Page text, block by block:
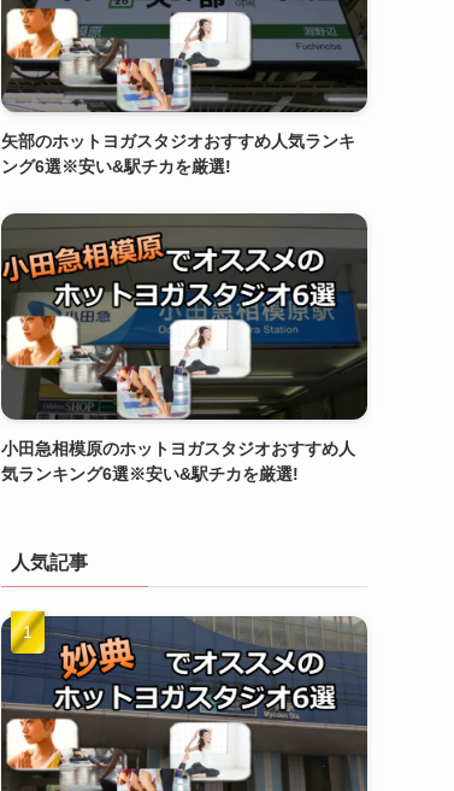
矢部のホットヨガスタジオおすすめ人気ランキ
ング6選※安い&駅チカを厳選!
小田急相模原のホットヨガスタジオおすすめ人
気ランキング6選※安い&駅チカを厳選!
人気記事